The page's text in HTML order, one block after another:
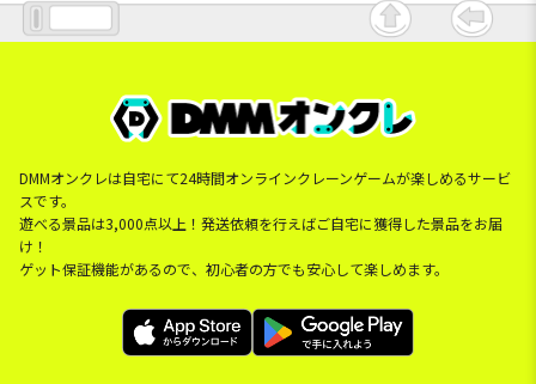
DMMオンクレは自宅にて24時間オンラインクレーンゲームが楽しめるサービ
スです。
遊べる景品は3,000点以上！発送依頼を行えばご自宅に獲得した景品をお届
け！
ゲット保証機能があるので、初心者の方でも安心して楽しめます。